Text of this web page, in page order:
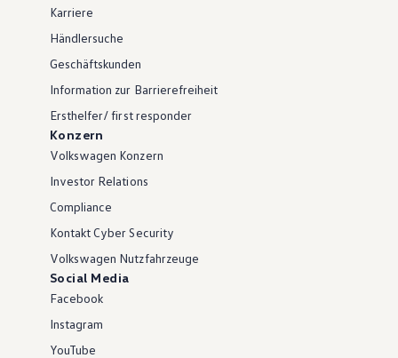
Karriere
Händlersuche
Geschäftskunden
Information zur Barrierefreiheit
Ersthelfer/ first responder
Konzern
Volkswagen Konzern
Investor Relations
Compliance
Kontakt Cyber Security
Volkswagen Nutzfahrzeuge
Social Media
Facebook
Instagram
YouTube